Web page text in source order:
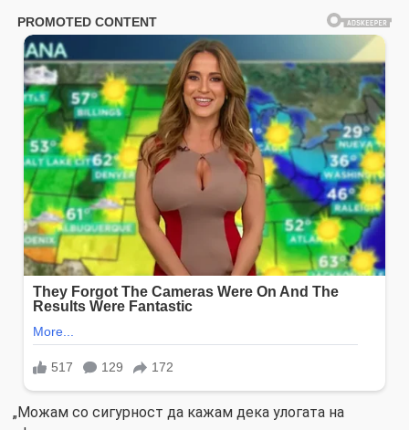
„Можам со сигурност да кажам дека улогата на